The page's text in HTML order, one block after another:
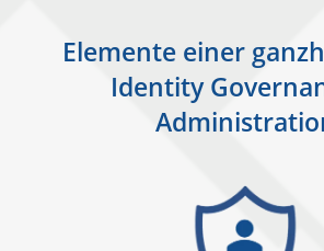
Elemente einer
Identity